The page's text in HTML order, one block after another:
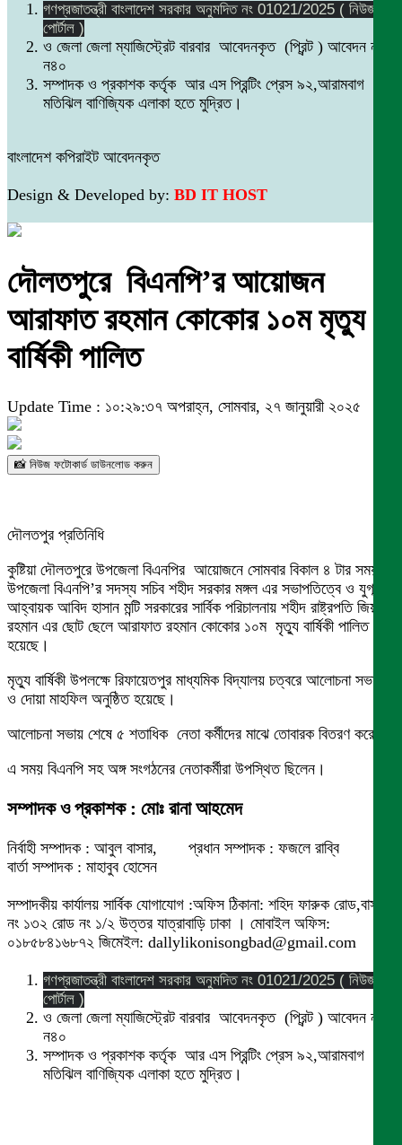
গণপ্রজাতন্ত্রী বাংলাদেশ সরকার অনুমদিত নং 01021/2025 ( নিউজ
পোর্টাল )
ও জেলা জেলা ম্যাজিস্ট্রেট বারবার আবেদনকৃত (প্রিন্ট ) আবেদন নং
ন৪০
সম্পাদক ও প্রকাশক কর্তৃক আর এস প্রিন্টিং প্রেস ৯২,আরামবাগ
মতিঝিল বাণিজ্যিক এলাকা হতে মুদ্রিত।
বাংলাদেশ কপিরাইট আবেদনকৃত
Design & Developed by: BD IT HOST
দৌলতপুরে বিএনপি’র আয়োজন
আরাফাত রহমান কোকোর ১০ম মৃত্যু
বার্ষিকী পালিত
Update Time : ১০:২৯:৩৭ অপরাহ্ন, সোমবার, ২৭ জানুয়ারী ২০২৫
📸 নিউজ ফটোকার্ড ডাউনলোড করুন
দৌলতপুর প্রতিনিধি
কুষ্টিয়া দৌলতপুরে উপজেলা বিএনপির আয়োজনে সোমবার বিকাল ৪ টার সময়
উপজেলা বিএনপি’র সদস্য সচিব শহীদ সরকার মঙ্গল এর সভাপতিত্বে ও যুগ্ম
আহ্বায়ক আবিদ হাসান মন্টি সরকারের সার্বিক পরিচালনায় শহীদ রাষ্ট্রপতি জিয়াউর
রহমান এর ছোট ছেলে আরাফাত রহমান কোকোর ১০ম মৃত্যু বার্ষিকী পালিত
হয়েছে।
মৃত্যু বার্ষিকী উপলক্ষে রিফায়েতপুর মাধ্যমিক বিদ্যালয় চত্বরে আলোচনা সভায়
ও দোয়া মাহফিল অনুষ্ঠিত হয়েছে।
আলোচনা সভায় শেষে ৫ শতাধিক নেতা কর্মীদের মাঝে তোবারক বিতরণ করেন।
এ সময় বিএনপি সহ অঙ্গ সংগঠনের নেতাকর্মীরা উপস্থিত ছিলেন।
সম্পাদক ও প্রকাশক : মোঃ রানা আহমেদ
নির্বাহী সম্পাদক : আবুল বাসার, প্রধান সম্পাদক : ফজলে রাব্বি
বার্তা সম্পাদক : মাহাবুব হোসেন
সম্পাদকীয় কার্যালয় সার্বিক যোগাযোগ :অফিস ঠিকানা: শহিদ ফারুক রোড,বাসা
নং ১৩২ রোড নং ১/২ উত্তর যাত্রাবাড়ি ঢাকা । মোবাইল অফিস:
০১৮৫৮৪১৬৮৭২ জিমেইল: dallylikonisongbad@gmail.com
গণপ্রজাতন্ত্রী বাংলাদেশ সরকার অনুমদিত নং 01021/2025 ( নিউজ
পোর্টাল )
ও জেলা জেলা ম্যাজিস্ট্রেট বারবার আবেদনকৃত (প্রিন্ট ) আবেদন নং
ন৪০
সম্পাদক ও প্রকাশক কর্তৃক আর এস প্রিন্টিং প্রেস ৯২,আরামবাগ
মতিঝিল বাণিজ্যিক এলাকা হতে মুদ্রিত।